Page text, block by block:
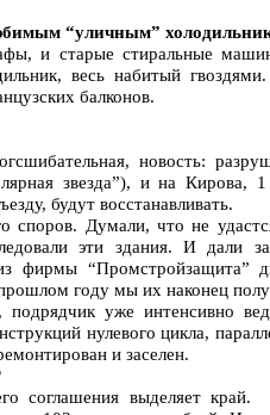
“уличным”
и старые стиральные
весь набитый
балконов.
новость:
звезда”), и на Кирова,
будут восстанавливать.
Думали, что не
эти здания. И дали
из фирмы
году мы их наконец
уже интенсивно
нулевого цикла,
и заселен.
соглашения выделяет